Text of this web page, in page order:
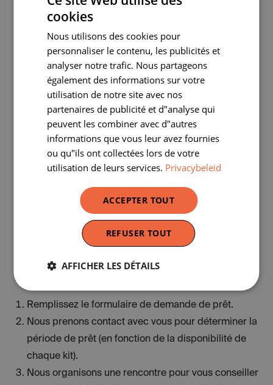
Intéressé.e ?
Remplissez le formulaire de demande de prêt.
Nous prenons contact avec vous pour déterminer la
période de prêt (en fonction de la disponibilité de
chaque kit).
Nous organisons une rencontre pour vous conseiller
cookies
Nous utilisons des cookies pour
personnaliser le contenu, les publicités et
analyser notre trafic. Nous partageons
également des informations sur votre
utilisation de notre site avec nos
partenaires de publicité et d"analyse qui
peuvent les combiner avec d"autres
informations que vous leur avez fournies
ou qu"ils ont collectées lors de votre
utilisation de leurs services. Privacybeleid
ACCEPTER TOUT
REFUSER TOUT
AFFICHER LES DÉTAILS